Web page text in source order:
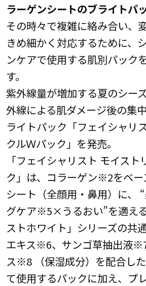
ラーゲンシートのブライトパ
その時々で複雑に絡み合い、
きめ細かく対応するために、
ンケアで使用する肌別パック
す。
紫外線量が増加する夏のシー
外線による肌ダメージ後の集
ライトパック「フェイシャリ
クルＷパック」を発売。
「フェイシャリスト モイスト
ク」は、コラーゲン※2をベー
シート（全顔用・鼻用）に、
グケア※5×うるおい”を適え
ストホワイト」シリーズの共
エキス※6、サンゴ草抽出液
ス※8 （保湿成分）を配合し
て使用するパックに加え、プ